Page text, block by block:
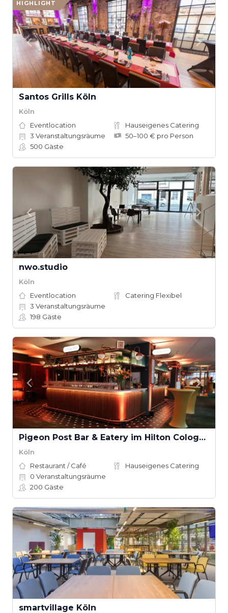
HIGHLIGHT
Santos Grills Köln
Köln
Eventlocation
Hauseigenes Catering
3 Veranstaltungsräume
50–100 € pro Person
500 Gäste
nwo.studio
Köln
Eventlocation
Catering Flexibel
3 Veranstaltungsräume
198 Gäste
Pigeon Post Bar & Eatery im Hilton Cologne
Köln
Restaurant / Café
Hauseigenes Catering
0 Veranstaltungsräume
200 Gäste
smartvillage Köln